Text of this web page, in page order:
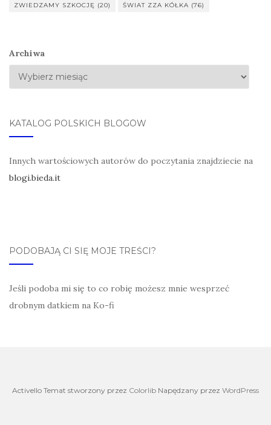
ZWIEDZAMY SZKOCJĘ (20) ŚWIAT ZZA KÓŁKA (76)
Archiwa
KATALOG POLSKICH BLOGÓW
Innych wartościowych autorów do poczytania znajdziecie na
blogi.bieda.it
PODOBAJĄ CI SIĘ MOJE TREŚCI?
Jeśli podoba mi się to co robię możesz mnie wesprzeć
drobnym datkiem na Ko-fi
Activello Temat stworzony przez Colorlib Napędzany przez WordPress